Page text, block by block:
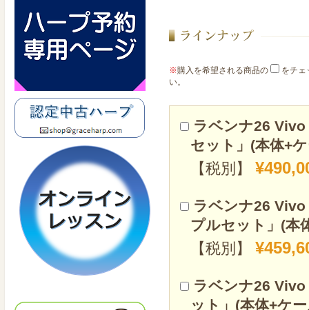
※購入を希望される商品の
をチェ
い。
ラベンナ26
セット」(本体+
【税別】
ラベンナ26
プルセット」(
【税別】
ラベンナ26
ット」(本体+ケ